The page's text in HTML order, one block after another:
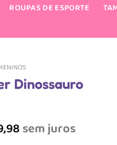
ROUPAS DE ESPORTE
Dinossauro
sem juros